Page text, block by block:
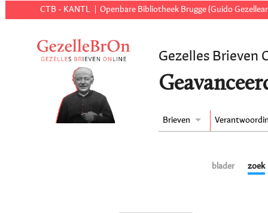
CTB - KANTL Openbare Bibliotheek Brugge (Guido
Gezelles Brieven
Brieven
blader zoek